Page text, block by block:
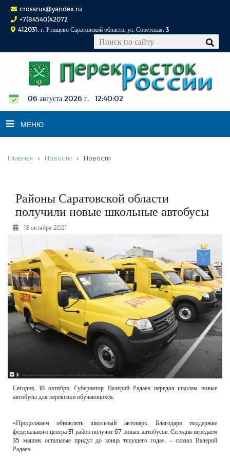
crossrus@yandex.ru
+7(84540)42072
412031, г. Ртищево Саратовской области, ул. Советская, 3
06 августа 2026 г. 12:40:03
МЕНЮ
НОВОСТИ
К СВЕДЕНИЮ
КОНКУРСЫ
ФОТОРЕПОРТАЖИ
РЕКЛАМОДАТЕЛЯМ
ОБЪЯВЛЕНИЯ
КОНТАКТЫ
Главная Новости Новости
Районы Саратовской области
получили новые школьные автобусы
18 октября 2021
Сегодня, 18 октября, Губернатор Валерий Радаев передал школам новые
автобусы для перевозки обучающихся.
«Продолжаем обновлять школьный автопарк. Благодаря поддержке
федерального центра 31 район получит 67 новых автобусов. Сегодня передаем
35 машин, остальные придут до конца текущего года», – сказал Валерий
Радаев.